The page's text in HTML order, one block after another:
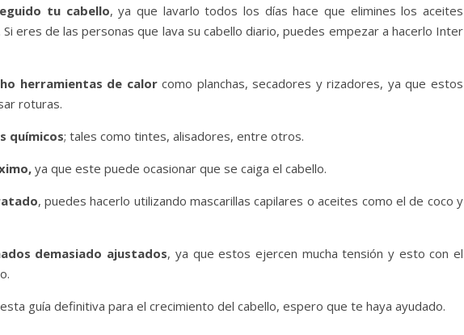
tu cabello, ya que lavarlo todos los días hace que elimines los aceites
eres de las personas que lava su cabello diario, puedes empezar a hacerlo Inter
herramientas de calorcomo planchas, secadores y rizadores, ya que estos
roturas.
químicos; tales como tintes, alisadores, entre otros.
ya que este puede ocasionar que se caiga el cabello.
, puedes hacerlo utilizando mascarillas capilares o aceites como el de coco y
demasiado ajustados, ya que estos ejercen mucha tensión y esto con el
guía definitiva para el crecimiento del cabello, espero que te haya ayudado.